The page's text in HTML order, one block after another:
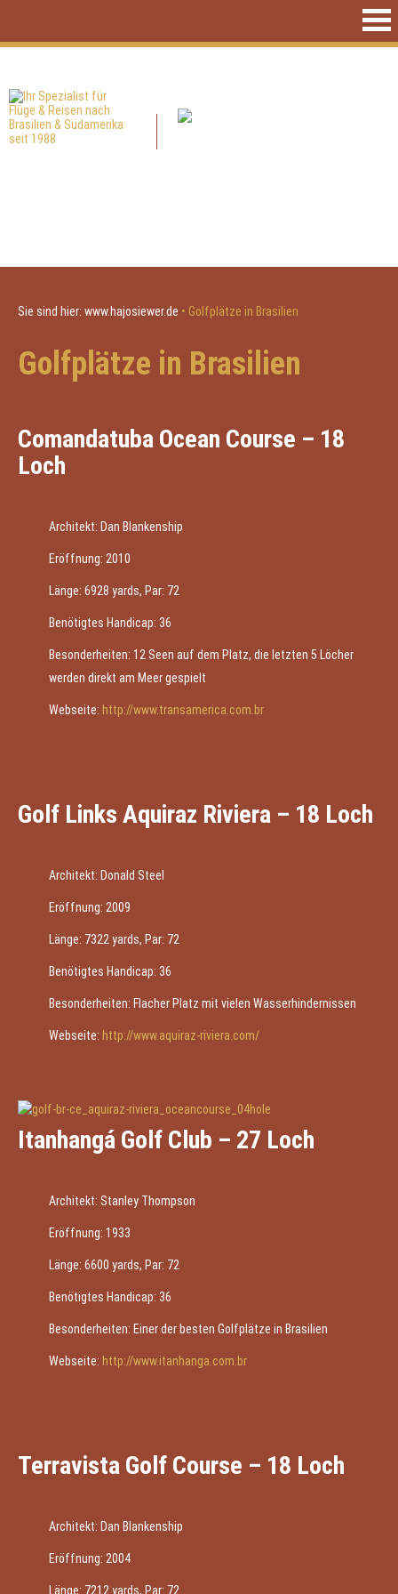
Sie sind hier: www.hajosiewer.de • Golfplätze in Brasilien
Golfplätze in Brasilien
Comandatuba Ocean Course – 18
Loch
Architekt: Dan Blankenship
Eröffnung: 2010
Länge: 6928 yards, Par: 72
Benötigtes Handicap: 36
Besonderheiten: 12 Seen auf dem Platz, die letzten 5 Löcher
werden direkt am Meer gespielt
Webseite: http://www.transamerica.com.br
Golf Links Aquiraz Riviera – 18 Loch
Architekt: Donald Steel
Eröffnung: 2009
Länge: 7322 yards, Par: 72
Benötigtes Handicap: 36
Besonderheiten: Flacher Platz mit vielen Wasserhindernissen
Webseite: http://www.aquiraz-riviera.com/
Itanhangá Golf Club – 27 Loch
Architekt: Stanley Thompson
Eröffnung: 1933
Länge: 6600 yards, Par: 72
Benötigtes Handicap: 36
Besonderheiten: Einer der besten Golfplätze in Brasilien
Webseite: http://www.itanhanga.com.br
Terravista Golf Course – 18 Loch
Architekt: Dan Blankenship
Eröffnung: 2004
Länge: 7212 yards, Par: 72